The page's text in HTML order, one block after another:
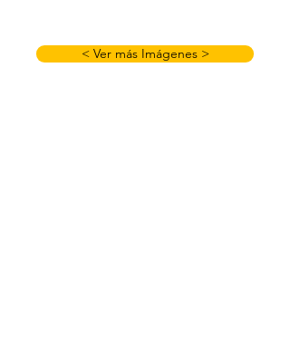
< Ver más Imágenes >